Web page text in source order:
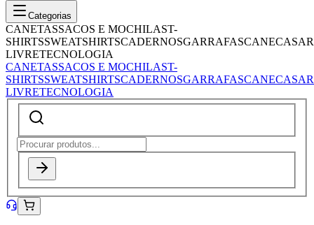
Categorias
CANETASSACOS E MOCHILAST-
SHIRTSSWEATSHIRTSCADERNOSGARRAFASCANECASAR
LIVRETECNOLOGIA
CANETASSACOS E MOCHILAST-
SHIRTSSWEATSHIRTSCADERNOSGARRAFASCANECASAR
LIVRETECNOLOGIA